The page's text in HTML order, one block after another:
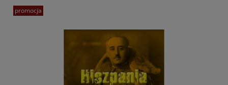
promocja